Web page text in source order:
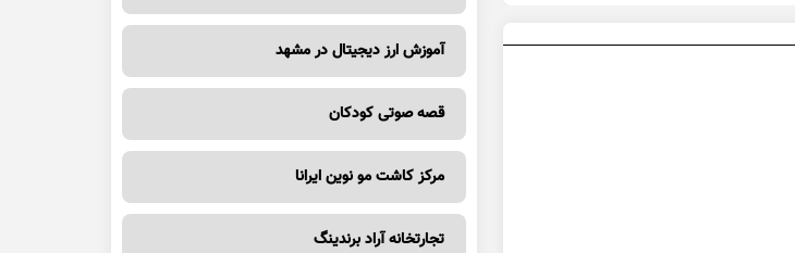
آموزش ارز دیجیتال در مشهد
قصه صوتی کودکان
مرکز کاشت مو نوین ایرانا
تجارتخانه آراد برندینگ